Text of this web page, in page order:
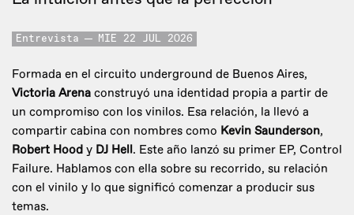
Entrevista MIE 22 JUL 2026
Formada en el circuito underground de Buenos Aires,
Victoria Arena construyó una identidad propia a partir de
un compromiso con los vinilos. Esa relación, la llevó a
compartir cabina con nombres como Kevin Saunderson,
Robert Hood y DJ Hell. Este año lanzó su primer EP, Control
Failure. Hablamos con ella sobre su recorrido, su relación
con el vinilo y lo que significó comenzar a producir sus
temas.